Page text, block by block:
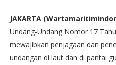
JAKARTA
Undang-Undang Nomor 17
mewajibkan penjagaan dan
undangan di laut dan di pantai